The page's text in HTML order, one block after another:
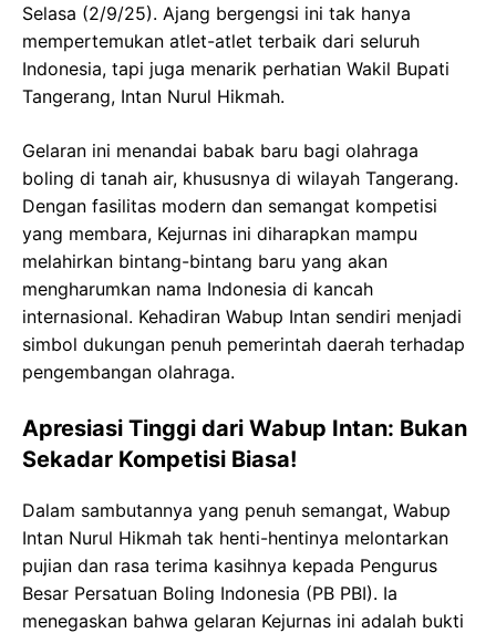
Selasa (2/9/25). Ajang bergengsi ini tak hanya
mempertemukan atlet-atlet terbaik dari seluruh
Indonesia, tapi juga menarik perhatian Wakil Bupati
Tangerang, Intan Nurul Hikmah.
Gelaran ini menandai babak baru bagi olahraga
boling di tanah air, khususnya di wilayah Tangerang.
Dengan fasilitas modern dan semangat kompetisi
yang membara, Kejurnas ini diharapkan mampu
melahirkan bintang-bintang baru yang akan
mengharumkan nama Indonesia di kancah
internasional. Kehadiran Wabup Intan sendiri menjadi
simbol dukungan penuh pemerintah daerah terhadap
pengembangan olahraga.
Apresiasi Tinggi dari Wabup Intan: Bukan
Sekadar Kompetisi Biasa!
Dalam sambutannya yang penuh semangat, Wabup
Intan Nurul Hikmah tak henti-hentinya melontarkan
pujian dan rasa terima kasihnya kepada Pengurus
Besar Persatuan Boling Indonesia (PB PBI). Ia
menegaskan bahwa gelaran Kejurnas ini adalah bukti